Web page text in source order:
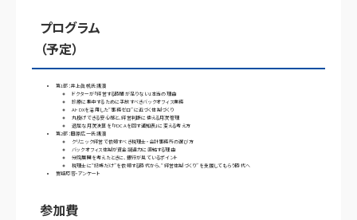
プログラム
（予定）
第1部：井上眞帆氏 講演
ドクターが「経営する時間が足りない」本当の理由
診療に集中するために手放すべきバックオフィス業務
AI・DXを活用した“事務ゼロ”に近づく体制づくり
丸投げできる安心感と、経営判断に使える月次管理
退屈な月次決算を「PDCAを回す通知表」に変える考え方
第2部：田原広一氏 講演
クリニック経営で依頼すべき税理士・会計事務所の選び方
バックオフィス体制が資金調達力に直結する理由
分院展開を考えたときに、銀行が見ているポイント
税理士に“記帳だけ”を依頼する時代から、“経営体制づくり”を支援してもらう時代へ
質疑応答・アンケート
参加費